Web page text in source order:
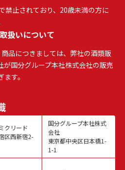
禁止されており、20歳未満の方に
扱いについて
品につきましては、弊社の酒類販
が国分グループ本社株式会社の販売
す。
クリード
区西新宿2-
国分グループ本社株式
会社
東京都中央区日本橋1-
1-1